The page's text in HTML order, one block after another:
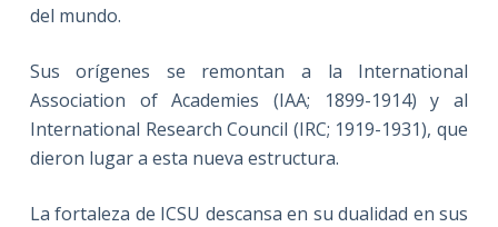
del mundo.
Sus orígenes se remontan a la International
Association of Academies (IAA; 1899-1914) y al
International Research Council (IRC; 1919-1931), que
dieron lugar a esta nueva estructura.
La fortaleza de ICSU descansa en su dualidad en sus